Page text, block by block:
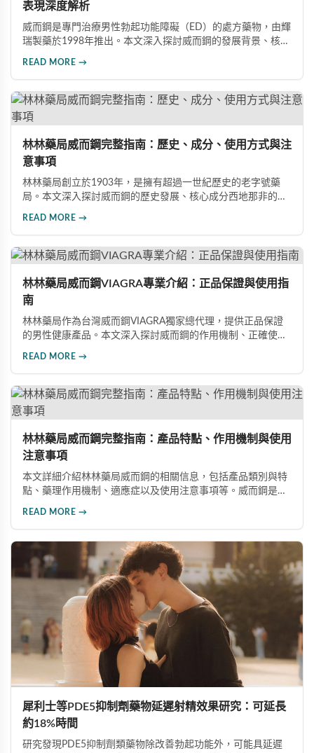
表現深度解析
威而鋼是專門治療男性勃起功能障礙（ED）的處方藥物，由輝
瑞製藥於1998年推出。本文深入探討威而鋼的發展背景、核心
READ MORE →
林林藥局威而鋼完整指南：歷史、成分、使用方式與注
意事項
林林藥局創立於1903年，是擁有超過一世紀歷史的老字號藥
局。本文深入探討威而鋼的歷史發展、核心成分西地那非的作
READ MORE →
林林藥局威而鋼VIAGRA專業介紹：正品保證與使用指
南
林林藥局作為台灣威而鋼VIAGRA獨家總代理，提供正品保證
的男性健康產品。本文深入探討威而鋼的作用機制、正確使用
READ MORE →
林林藥局威而鋼完整指南：產品特點、作用機制與使用
注意事項
本文詳細介紹林林藥局威而鋼的相關信息，包括產品類別與特
點、藥理作用機制、適應症以及使用注意事項等。威而鋼是口
READ MORE →
犀利士等PDE5抑制劑藥物延遲射精效果研究：可延長
約18%時間
研究發現PDE5抑制劑類藥物除改善勃起功能外，可能具延遲